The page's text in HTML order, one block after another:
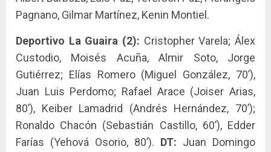
Pagnano, Gilmar Martínez, Kenin Montiel.
Deportivo La Guaira (2): Cristopher Varela; Álex
Custodio, Moisés Acuña, Almir Soto, Jorge
Gutiérrez; Elías Romero (Miguel González, 70’),
Juan Luis Perdomo; Rafael Arace (Joiser Arias,
80’), Keiber Lamadrid (Andrés Hernández, 70’);
Ronaldo Chacón (Sebastián Castillo, 60’), Edder
Farías (Yehová Osorio, 80’). DT: Juan Domingo